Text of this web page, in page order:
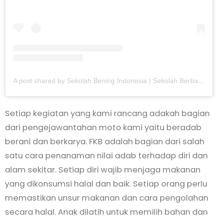
A post shared by Sekolah Bening Indonesia | Sekolah Berbasis Adab dan Literasi (@sekolahbeningindonesia)
Setiap kegiatan yang kami rancang adakah bagian
dari pengejawantahan moto kami yaitu beradab
berani dan berkarya. FKB adalah bagian dari salah
satu cara penanaman nilai adab terhadap diri dan
alam sekitar. Setiap diri wajib menjaga makanan
yang dikonsumsi halal dan baik. Setiap orang perlu
memastikan unsur makanan dan cara pengolahan
secara halal. Anak dilatih untuk memilih bahan dan